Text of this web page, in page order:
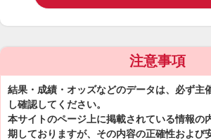
注意事項
結果・成績・オッズなどのデータは、必ず主
し確認してください。
本サイトのページ上に掲載されている情報の
期しておりますが、その内容の正確性および